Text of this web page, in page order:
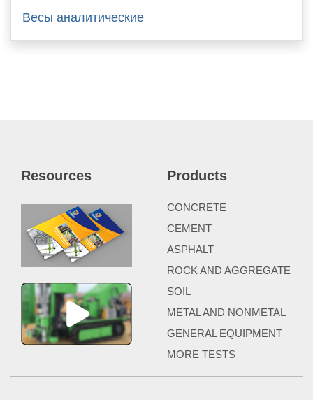
Весы аналитические
Resources Products
CONCRETE
CEMENT
ASPHALT
ROCK AND AGGREGATE
SOIL
METAL AND NONMETAL
GENERAL EQUIPMENT
MORE TESTS